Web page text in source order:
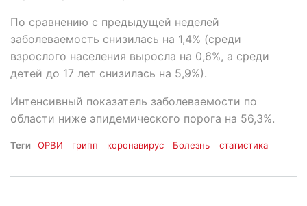
По сравнению с предыдущей неделей
заболеваемость снизилась на 1,4% (среди
взрослого населения выросла на 0,6%, а среди
детей до 17 лет снизилась на 5,9%).
Интенсивный показатель заболеваемости по
области ниже эпидемического порога на 56,3%.
Теги ОРВИ грипп коронавирус Болезнь статистика